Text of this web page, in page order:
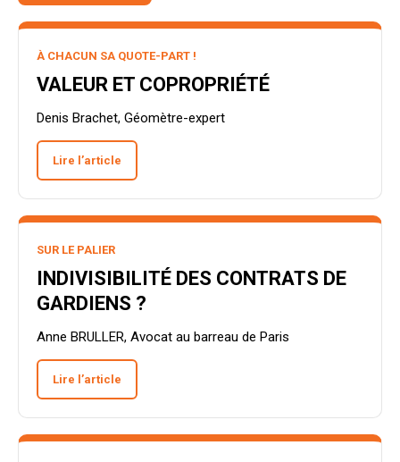
À CHACUN SA QUOTE-PART !
VALEUR ET COPROPRIÉTÉ
Denis Brachet, Géomètre-expert
Lire l’article
SUR LE PALIER
INDIVISIBILITÉ DES CONTRATS DE
GARDIENS ?
Anne BRULLER, Avocat au barreau de Paris
Lire l’article